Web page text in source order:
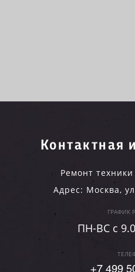
Контактная
Ремонт
Адрес: Москва,
ГРАФИК
ПН-ВC c
+7 499